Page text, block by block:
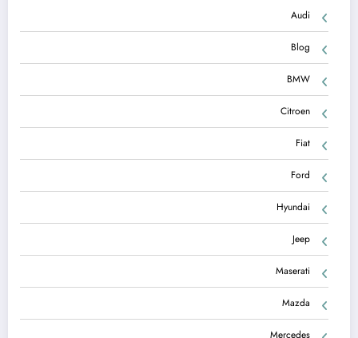
Audi
Blog
BMW
Citroen
Fiat
Ford
Hyundai
Jeep
Maserati
Mazda
Mercedes